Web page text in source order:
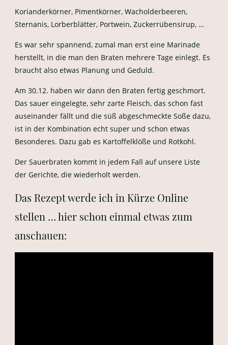
Korianderkörner, Pimentkörner, Wacholderbeeren,
Sternanis, Lorberblätter, Portwein, Zuckerrübensirup, …
Es war sehr spannend, zumal man erst eine Marinade
herstellt, in die man den Braten mehrere Tage einlegt. Es
braucht also etwas Planung und Geduld.
Am 30.12. haben wir dann den Braten fertig geschmort.
Das sauer eingelegte, sehr zarte Fleisch, das schon fast
auseinander fällt und die süß abgeschmeckte Soße dazu,
ist in der Kombination echt super und schon etwas
Besonderes. Dazu gab es Kartoffelklöße und Rotkohl.
Der Sauerbraten kommt in jedem Fall auf unsere Liste
der Gerichte, die wiederholt werden.
Das Rezept werde ich in Kürze Online
stellen … hier schon einmal etwas zum
anschauen: